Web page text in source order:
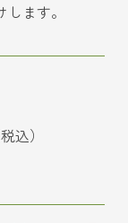
ます。
込）